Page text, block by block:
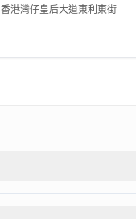
香港灣仔皇后大道東利東街